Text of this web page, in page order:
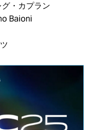
グ・カプラン
Baioni